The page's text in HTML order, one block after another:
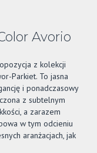
Avorio
z kolekcji
Parkiet. To jasna
i ponadczasowy
z subtelnym
a zarazem
w tym odcieniu
aranżacjach, jak